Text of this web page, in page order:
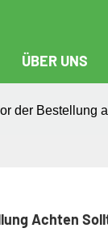
ÜBER UNS
der Bestellung
Achten